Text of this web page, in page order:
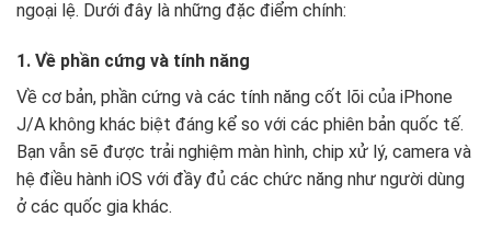
ngoại lệ. Dưới đây là những đặc điểm chính:
1. Về phần cứng và tính năng
Về cơ bản, phần cứng và các tính năng cốt lõi của iPhone
J/A không khác biệt đáng kể so với các phiên bản quốc tế.
Bạn vẫn sẽ được trải nghiệm màn hình, chip xử lý, camera và
hệ điều hành iOS với đầy đủ các chức năng như người dùng
ở các quốc gia khác.